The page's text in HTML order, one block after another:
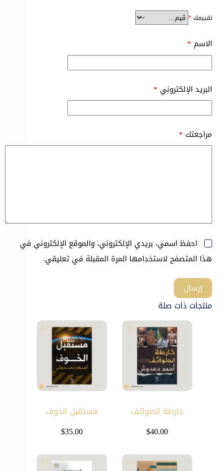
تقييمك*
الاسم *
البريد الإلكتروني *
مراجعتك *
احفظ اسمي، بريدي الإلكتروني، والموقع الإلكتروني في
هذا المتصفح لاستخدامها المرة المقبلة في تعليقي.
إرسال
منتجات ذات صلة
خارطة الطوائف
$40.00
مستقبل الخوف
$35.00